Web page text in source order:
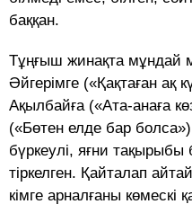
баққан.
Тұңғыш жинақта мұндай
Әйгерімге («Қақтаған ақ
Ақылбайға («Ата-анаға
(«Бөтен елде бар
бүркеулі, яғни тақырыбы
тіркелген. Қайталап
кімге арналғаны көмескі